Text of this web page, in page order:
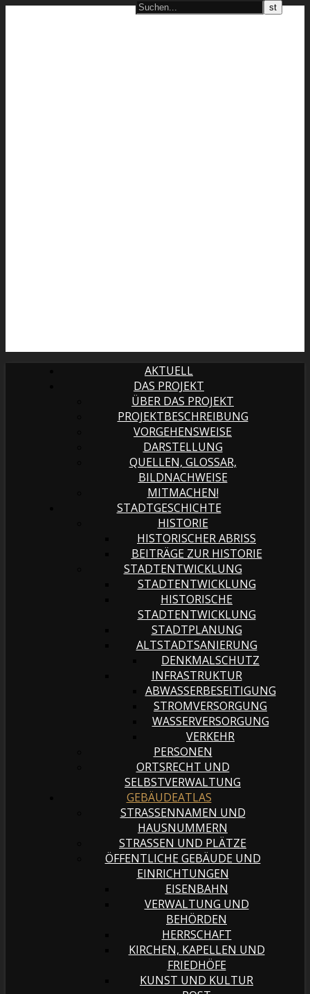
AKTUELL
DAS PROJEKT
ÜBER DAS PROJEKT
PROJEKTBESCHREIBUNG
VORGEHENSWEISE
DARSTELLUNG
QUELLEN, GLOSSAR,
BILDNACHWEISE
MITMACHEN!
STADTGESCHICHTE
HISTORIE
HISTORISCHER ABRISS
BEITRÄGE ZUR HISTORIE
STADTENTWICKLUNG
STADTENTWICKLUNG
HISTORISCHE
STADTENTWICKLUNG
STADTPLANUNG
ALTSTADTSANIERUNG
DENKMALSCHUTZ
INFRASTRUKTUR
ABWASSERBESEITIGUNG
STROMVERSORGUNG
WASSERVERSORGUNG
VERKEHR
PERSONEN
ORTSRECHT UND
SELBSTVERWALTUNG
GEBÄUDEATLAS
STRASSENNAMEN UND H
AUSNUMMERN
STRASSEN UND PLÄTZE
ÖFFENTLICHE GEBÄUDE UND
EINRICHTUNGEN
EISENBAHN
VERWALTUNG UND
BEHÖRDEN
HERRSCHAFT
KIRCHEN, KAPELLEN UND
FRIEDHÖFE
KUNST UND KULTUR